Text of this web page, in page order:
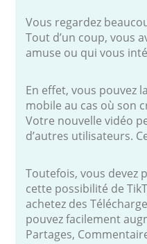
Vous regardez
Tout d’un coup, vous
amuse ou qui vous
En effet, vous pouvez
mobile au cas où son
Votre nouvelle vidéo
d’autres utilisateurs.
Toutefois, vous devez
cette possibilité de
achetez des
pouvez facilement
Partages,